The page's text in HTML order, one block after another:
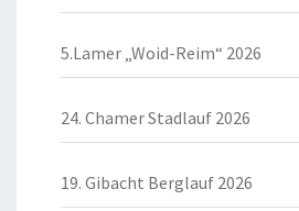
5.Lamer „Woid-Reim“ 2026
24. Chamer Stadlauf 2026
19. Gibacht Berglauf 2026